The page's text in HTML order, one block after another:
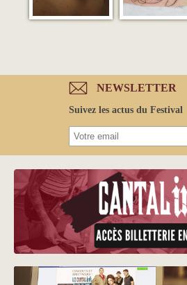
NEWSLETTER
Suivez les actus du Festival